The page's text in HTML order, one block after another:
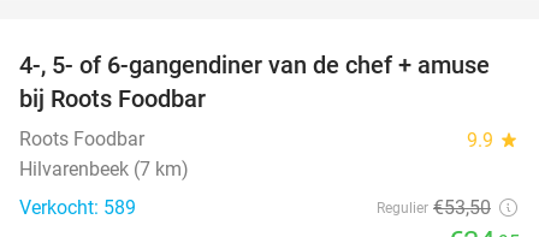
35%
4-, 5- of 6-gangendiner van de chef + amuse
bij Roots Foodbar
Roots Foodbar 9.9 star
Hilvarenbeek (7 km)
Verkocht: 589
Regulier €53,50